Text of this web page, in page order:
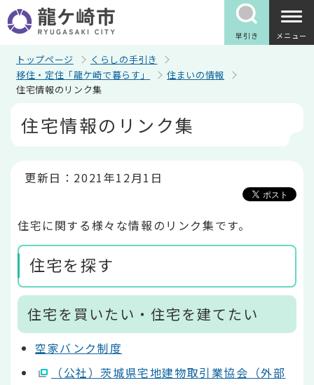
の
ペ
早引き メニュー
トップページ
くらしの手引き
移住・定住「龍ケ崎で暮らす」
住まいの情報
住宅情報のリンク集
住宅情報のリンク集
更新日：2021年12月1日
住宅に関する様々な情報のリンク集です。
住宅を探す
住宅を買いたい・住宅を建てたい
空家バンク制度
（公社）茨城県宅地建物取引業協会（外部